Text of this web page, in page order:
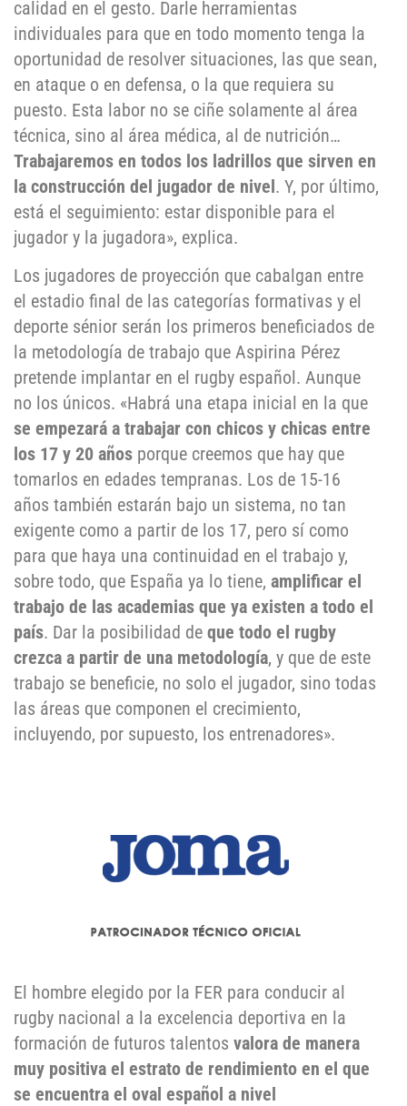
calidad en el gesto. Darle herramientas
individuales para que en todo momento tenga la
oportunidad de resolver situaciones, las que sean,
en ataque o en defensa, o la que requiera su
puesto. Esta labor no se ciñe solamente al área
técnica, sino al área médica, al de nutrición…
Trabajaremos en todos los ladrillos que sirven en
la construcción del jugador de nivel. Y, por último,
está el seguimiento: estar disponible para el
jugador y la jugadora», explica.
Los jugadores de proyección que cabalgan entre
el estadio final de las categorías formativas y el
deporte sénior serán los primeros beneficiados de
la metodología de trabajo que Aspirina Pérez
pretende implantar en el rugby español. Aunque
no los únicos. «Habrá una etapa inicial en la que
se empezará a trabajar con chicos y chicas entre
los 17 y 20 años porque creemos que hay que
tomarlos en edades tempranas. Los de 15-16
años también estarán bajo un sistema, no tan
exigente como a partir de los 17, pero sí como
para que haya una continuidad en el trabajo y,
sobre todo, que España ya lo tiene, amplificar el
trabajo de las academias que ya existen a todo el
país. Dar la posibilidad de que todo el rugby
crezca a partir de una metodología, y que de este
trabajo se beneficie, no solo el jugador, sino todas
las áreas que componen el crecimiento,
incluyendo, por supuesto, los entrenadores».
El hombre elegido por la FER para conducir al
rugby nacional a la excelencia deportiva en la
formación de futuros talentos valora de manera
muy positiva el estrato de rendimiento en el que
se encuentra el oval español a nivel